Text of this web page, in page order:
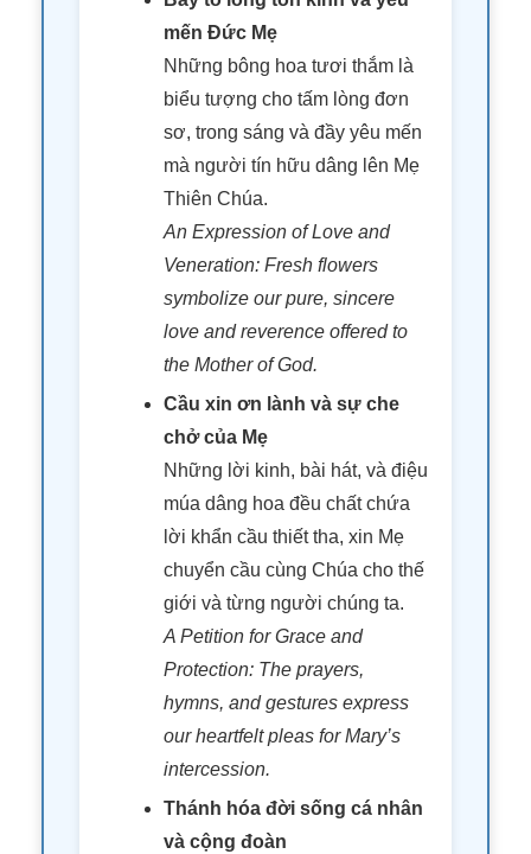
mến Đức Mẹ
Những bông hoa tươi thắm là
biểu tượng cho tấm lòng đơn
sơ, trong sáng và đầy yêu mến
mà người tín hữu dâng lên Mẹ
Thiên Chúa.
An Expression of Love and
Veneration: Fresh flowers
symbolize our pure, sincere
love and reverence offered to
the Mother of God.
Cầu xin ơn lành và sự che
chở của Mẹ
Những lời kinh, bài hát, và điệu
múa dâng hoa đều chất chứa
lời khẩn cầu thiết tha, xin Mẹ
chuyển cầu cùng Chúa cho thế
giới và từng người chúng ta.
A Petition for Grace and
Protection: The prayers,
hymns, and gestures express
our heartfelt pleas for Mary’s
intercession.
Thánh hóa đời sống cá nhân
và cộng đoàn